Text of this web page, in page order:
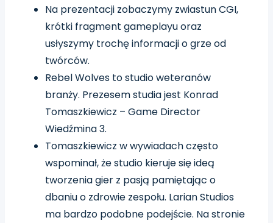
Na prezentacji zobaczymy zwiastun CGI,
krótki fragment gameplayu oraz
usłyszymy trochę informacji o grze od
twórców.
Rebel Wolves to studio weteranów
branży. Prezesem studia jest Konrad
Tomaszkiewicz – Game Director
Wiedźmina 3.
Tomaszkiewicz w wywiadach często
wspominał, że studio kieruje się ideą
tworzenia gier z pasją pamiętając o
dbaniu o zdrowie zespołu. Larian Studios
ma bardzo podobne podejście. Na stronie